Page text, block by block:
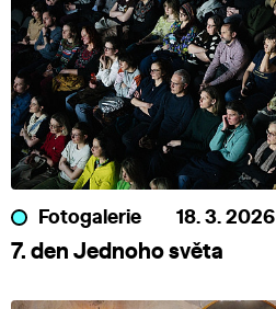
Fotogalerie 18. 3. 2026
7. den Jednoho světa